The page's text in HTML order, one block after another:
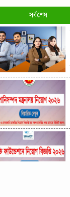
সর্বশেষ